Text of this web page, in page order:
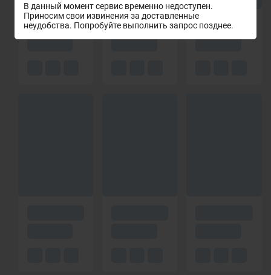
В данный момент сервис временно недоступен.
Приносим свои извинения за доставленные
неудобства. Попробуйте выполнить запрос позднее.